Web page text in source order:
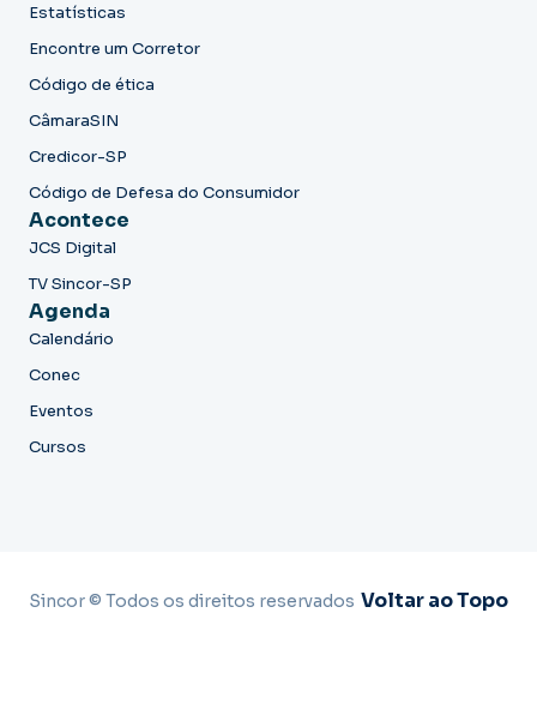
Estatísticas
Encontre um Corretor
Código de ética
CâmaraSIN
Credicor-SP
Código de Defesa do Consumidor
Acontece
JCS Digital
TV Sincor-SP
Agenda
Calendário
Conec
Eventos
Cursos
Sincor © Todos os direitos reservados Voltar ao Topo